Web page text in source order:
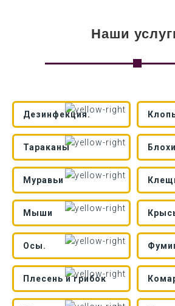
Наши
Дезинфекция.
Тараканы Блохи
Муравьи
Мыши
Осы.
Плесень и грибок